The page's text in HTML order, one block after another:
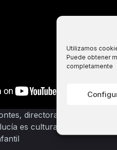
Utilizamos
Puede obtener
completamente
directora de la editorial
es cultura” de Canal Sur